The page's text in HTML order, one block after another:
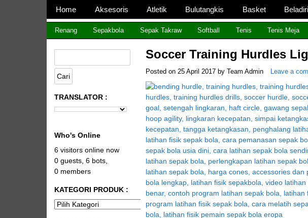
Home Aksesoris Atletik Bulutangkis Basket Beladiri
CV JAYA BERSAMA Co Id
Menyediakan Semua Perlengkapan Olahraga Yang Lengkap,
Page 2
Renang Sepakbola Sepak Takraw Softball Tenis Tenis Meja
Soccer Training Hurdles
Posted on 25 April 2017 by Team Admin Leave a
TRANSLATOR :
Who's Online
6 visitors online now
0 guests, 6 bots,
0 members
KATEGORI PRODUK :